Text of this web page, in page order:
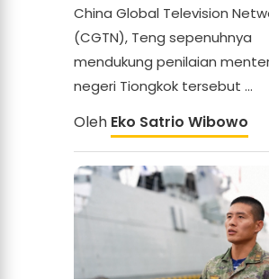
China Global Television
(CGTN), Teng sepenuhnya
mendukung penilaian
negeri Tiongkok tersebut ...
Oleh Eko Satrio Wibowo